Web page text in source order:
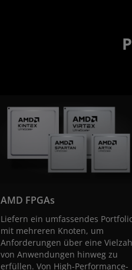
AMD FPGAs
Liefern ein umfassendes
mit mehreren Knoten, um
Anforderungen über eine
von Anwendungen hinweg zu
erfüllen. Von High-Performance-